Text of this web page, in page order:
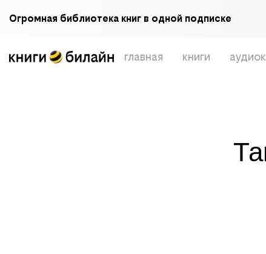
Огромная библиотека книг в одной подписке
главная книги